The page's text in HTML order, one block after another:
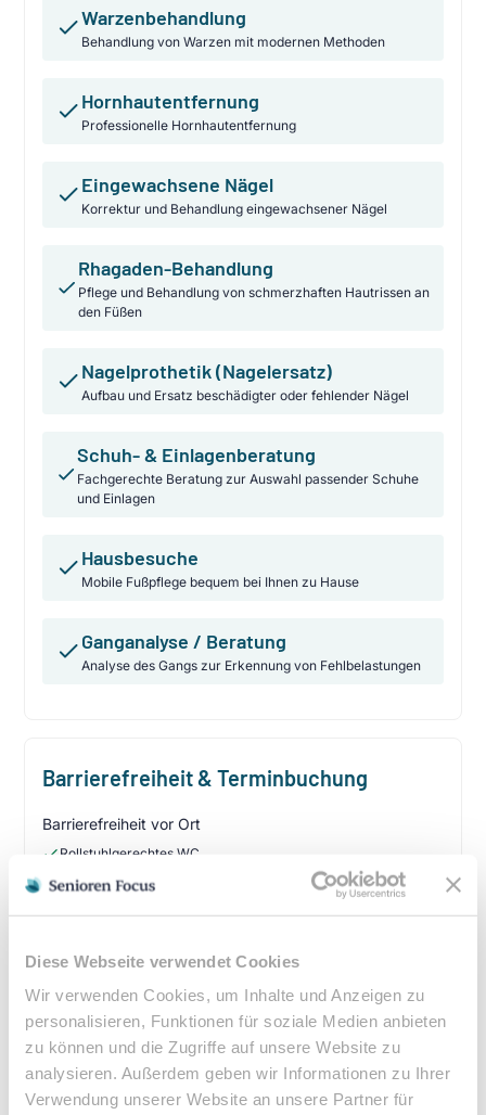
Diese Webseite verwendet Cookies
Wir verwenden Cookies, um Inhalte und Anzeigen zu
personalisieren, Funktionen für soziale Medien anbieten
zu können und die Zugriffe auf unsere Website zu
analysieren. Außerdem geben wir Informationen zu Ihrer
Verwendung unserer Website an unsere Partner für
Warzenbehandlung
Behandlung von Warzen mit modernen Methoden
Hornhautentfernung
Professionelle Hornhautentfernung
Eingewachsene Nägel
Korrektur und Behandlung eingewachsener Nägel
Rhagaden-Behandlung
Pflege und Behandlung von schmerzhaften Hautrissen an
den Füßen
Nagelprothetik (Nagelersatz)
Aufbau und Ersatz beschädigter oder fehlender Nägel
Schuh- & Einlagenberatung
Fachgerechte Beratung zur Auswahl passender Schuhe
und Einlagen
Hausbesuche
Mobile Fußpflege bequem bei Ihnen zu Hause
Ganganalyse / Beratung
Analyse des Gangs zur Erkennung von Fehlbelastungen
Barrierefreiheit & Terminbuchung
Barrierefreiheit vor Ort
Rollstuhlgerechtes WC
Bei Fragen zur Barrierefreiheit erkundigen Sie sich bitte
Ist eine Terminbuchung erforderlich?
Kassenleistung & Verordnung
Podologische Behandlungen sind bei entsprechender